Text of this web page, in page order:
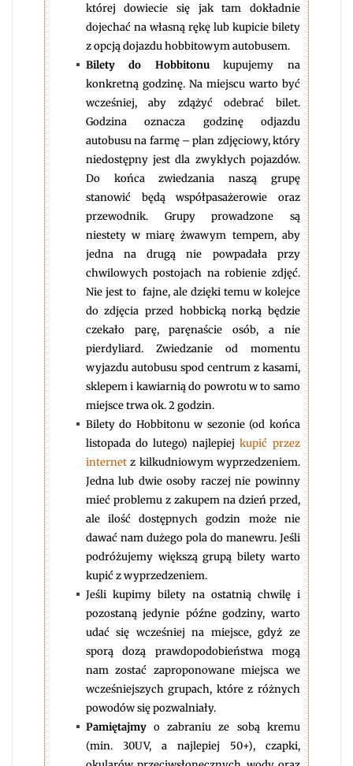
której dowiecie się jak tam dokładnie
dojechać na własną rękę lub kupicie bilety
z opcją dojazdu hobbitowym autobusem.
Bilety do Hobbitonukupujemy na
konkretną godzinę. Na miejscu warto być
wcześniej, aby zdążyć odebrać bilet.
Godzina oznacza godzinę odjazdu
autobusu na farmę – plan zdjęciowy, który
niedostępny jest dla zwykłych pojazdów.
Do końca zwiedzania naszą grupę
stanowić będą współpasażerowie oraz
przewodnik. Grupy prowadzone są
niestety w miarę żwawym tempem, aby
jedna na drugą nie powpadała przy
chwilowych postojach na robienie zdjęć.
Nie jest to fajne, ale dzięki temu w kolejce
do zdjęcia przed hobbicką norką będzie
czekało parę, paręnaście osób, a nie
pierdyliard. Zwiedzanie od momentu
wyjazdu autobusu spod centrum z kasami,
sklepem i kawiarnią do powrotu w to samo
miejsce trwa ok. 2 godzin.
Bilety do Hobbitonu w sezonie (od końca
listopada do lutego) najlepiej kupić przez
internetz kilkudniowym wyprzedzeniem.
Jedna lub dwie osoby raczej nie powinny
mieć problemu z zakupem na dzień przed,
ale ilość dostępnych godzin może nie
dawać nam dużego pola do manewru. Jeśli
podróżujemy większą grupą bilety warto
kupić z wyprzedzeniem.
Jeśli kupimy bilety na ostatnią chwilę i
pozostaną jedynie późne godziny, warto
udać się wcześniej na miejsce, gdyż ze
sporą dozą prawdopodobieństwa mogą
nam zostać zaproponowane miejsca we
wcześniejszych grupach, które z różnych
powodów się pozwalniały.
Pamiętajmyo zabraniu ze sobą kremu
(min. 30UV, a najlepiej 50+), czapki,